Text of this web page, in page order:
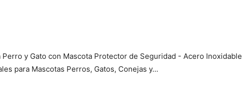
y Gato con Mascota Protector de Seguridad - Acero Inoxidable
para Mascotas Perros, Gatos, Conejas y...